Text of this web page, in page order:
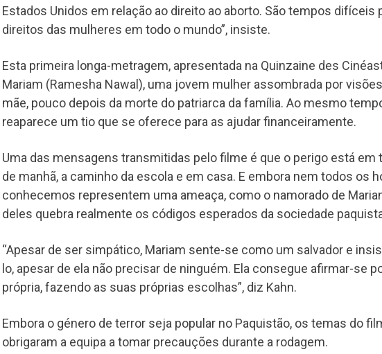
Estados Unidos em relação ao direito ao aborto. São tempos difíceis
direitos das mulheres em todo o mundo”, insiste.
Esta primeira longa-metragem, apresentada na Quinzaine des
Mariam (Ramesha Nawal), uma jovem mulher assombrada por
mãe, pouco depois da morte do patriarca da família. Ao mesmo
reaparece um tio que se oferece para as ajudar financeiramente.
Uma das mensagens transmitidas pelo filme é que o perigo está em
de manhã, a caminho da escola e em casa. E embora nem todos os
conhecemos representem uma ameaça, como o namorado de
deles quebra realmente os códigos esperados da sociedade
“Apesar de ser simpático, Mariam sente-se como um salvador e
lo, apesar de ela não precisar de ninguém. Ela consegue afirmar-se
própria, fazendo as suas próprias escolhas”, diz Kahn.
Embora o género de terror seja popular no Paquistão, os temas do
obrigaram a equipa a tomar precauções durante a rodagem.